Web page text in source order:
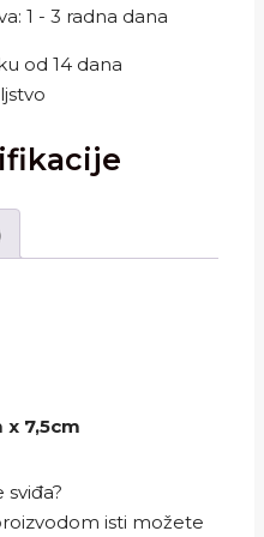
1 - 3 radna dana
od 14 dana
x 7,5cm
isti možete